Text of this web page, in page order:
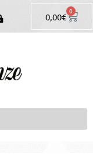
0,00€ 0